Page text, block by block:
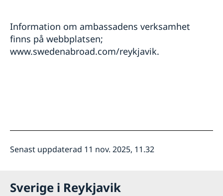
Information om ambassadens verksamhet
finns på webbplatsen;
www.swedenabroad.com/reykjavik.
Senast uppdaterad 11 nov. 2025, 11.32
Sverige i Reykjavik